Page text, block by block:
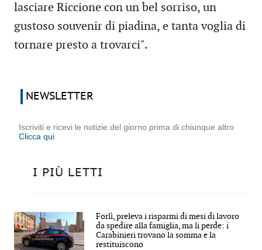
lasciare Riccione con un bel sorriso, un
gustoso souvenir di piadina, e tanta voglia di
tornare presto a trovarci".
NEWSLETTER
Iscriviti e ricevi le notizie del giorno prima di chiunque altro
Clicca qui
I PIÙ LETTI
Forlì, preleva i risparmi di mesi di lavoro
da spedire alla famiglia, ma li perde: i
Carabinieri trovano la somma e la
restituiscono